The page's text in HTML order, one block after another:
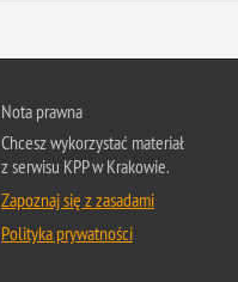
Nota prawna
Chcesz wykorzystać materiał
z serwisu KPP w Krakowie.
Zapoznaj się z zasadami
Polityka prywatności